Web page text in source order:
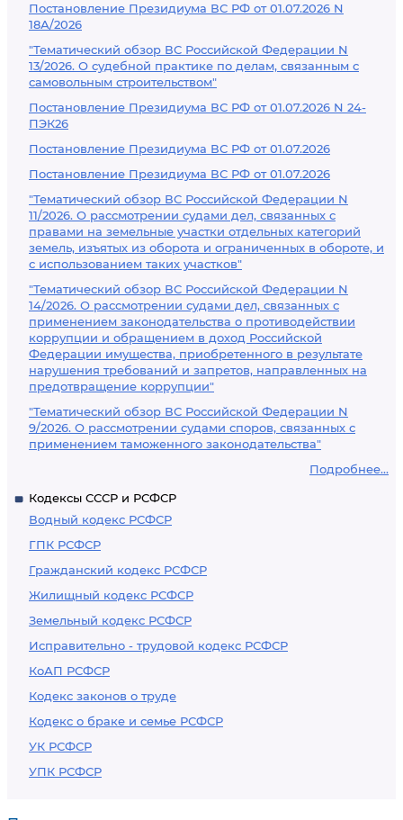
Постановление Президиума ВС РФ от 01.07.2026 N
18А/2026
"Тематический обзор ВС Российской Федерации N
13/2026. О судебной практике по делам, связанным с
самовольным строительством"
Постановление Президиума ВС РФ от 01.07.2026 N 24-
ПЭК26
Постановление Президиума ВС РФ от 01.07.2026
Постановление Президиума ВС РФ от 01.07.2026
"Тематический обзор ВС Российской Федерации N
11/2026. О рассмотрении судами дел, связанных с
правами на земельные участки отдельных категорий
земель, изъятых из оборота и ограниченных в обороте, и
с использованием таких участков"
"Тематический обзор ВС Российской Федерации N
14/2026. О рассмотрении судами дел, связанных с
применением законодательства о противодействии
коррупции и обращением в доход Российской
Федерации имущества, приобретенного в результате
нарушения требований и запретов, направленных на
предотвращение коррупции"
"Тематический обзор ВС Российской Федерации N
9/2026. О рассмотрении судами споров, связанных с
применением таможенного законодательства"
Подробнее...
Кодексы СССР и РСФСР
Водный кодекс РСФСР
ГПК РСФСР
Гражданский кодекс РСФСР
Жилищный кодекс РСФСР
Земельный кодекс РСФСР
Исправительно - трудовой кодекс РСФСР
КоАП РСФСР
Кодекс законов о труде
Кодекс о браке и семье РСФСР
УК РСФСР
УПК РСФСР